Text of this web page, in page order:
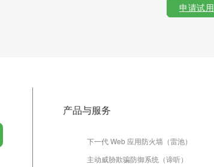
申请试用
产品与服务
下一代 Web 应用防火墙（雷池）
主动威胁欺骗防御系统（谛听）